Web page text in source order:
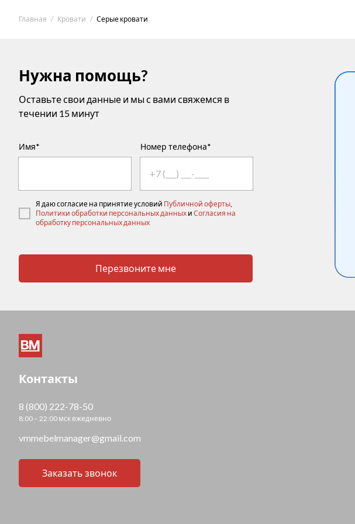
Главная Кровати Серые кровати
Нужна помощь?
Оставьте свои данные и мы с вами свяжемся в
течении 15 минут
Имя* Номер телефона*
Я даю согласие на принятие условий Публичной оферты,
Политики обработки персональных данных и Согласия на
обработку персональных данных
Перезвоните мне
Контакты
8 (800) 222-78-50
8:00 – 22:00 мск ежедневно
vmmebelmanager@gmail.com
Заказать звонок